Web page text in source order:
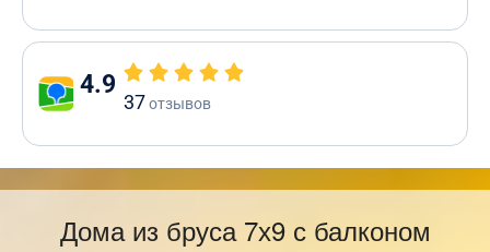
4.9
37отзывов
Дома из бруса 7х9 с балконом